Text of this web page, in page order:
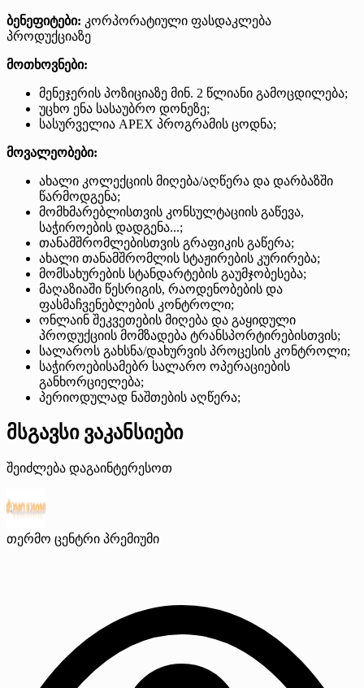
ბენეფიტები: კორპორატიული ფასდაკლება
პროდუქციაზე
მოთხოვნები:
მენეჯერის პოზიციაზე მინ. 2 წლიანი გამოცდილება;
უცხო ენა სასაუბრო დონეზე;
სასურველია APEX პროგრამის ცოდნა;
მოვალეობები:
ახალი კოლექციის მიღება/აღწერა და დარბაზში
წარმოდგენა;
მომხმარებლისთვის კონსულტაციის გაწევა,
საჭიროების დადგენა...;
თანამშრომლებისთვის გრაფიკის გაწერა;
ახალი თანამშრომლის სტაჟირების კურირება;
მომსახურების სტანდარტების გაუმჯობესება;
მაღაზიაში წესრიგის, რაოდენობების და
ფასმაჩვენებლების კონტროლი;
ონლაინ შეკვეთების მიღება და გაყიდული
პროდუქციის მომზადება ტრანსპორტირებისთვის;
სალაროს გახსნა/დახურვის პროცესის კონტროლი;
საჭიროებისამებრ სალარო ოპერაციების
განხორციელება;
პერიოდულად ნაშთების აღწერა;
მსგავსი ვაკანსიები
შეიძლება დაგაინტერესოთ
თერმო ცენტრი პრემიუმი